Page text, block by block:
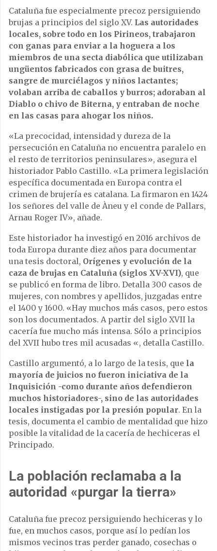
Cataluña fue especialmente precoz persiguiendo
brujas a principios del siglo XV. Las autoridades
locales, sobre todo en los Pirineos, trabajaron
con ganas para enviar a la hoguera a los
miembros de una secta diabólica que utilizaban
ungüentos fabricados con grasa de buitres,
sangre de murciélagos y niños lactantes;
volaban arriba de caballos y burros; adoraban al
Diablo o chivo de Biterna, y entraban de noche
en las casas para ahogar los niños.
«La precocidad, intensidad y dureza de la
persecución en Cataluña no encuentra paralelo en
el resto de territorios peninsulares», asegura el
historiador Pablo Castillo. «La primera legislación
específica documentada en Europa contra el
crimen de brujería es catalana. La firmaron en 1424
los señores del valle de Àneu y el conde de Pallars,
Arnau Roger IV», añade.
Este historiador ha investigó en 2016 archivos de
toda Europa durante diez años para documentar
una tesis doctoral, Orígenes y evolución de la
caza de brujas en Cataluña (siglos XV-XVI), que
se publicó en forma de libro. Detalla 300 casos de
mujeres, con nombres y apellidos, juzgadas entre
el 1400 y 1600. «Hay muchos más casos, pero estos
son los documentados. A partir del siglo XVII la
cacería fue mucho más intensa. Sólo a principios
del XVII hubo tres mil acusadas «, detalla Castillo.
Castillo argumentó, a lo largo de la tesis, que la
mayoría de juicios no fueron iniciativa de la
Inquisición -como durante años defendieron
muchos historiadores-, sino de las autoridades
locales instigadas por la presión popular. En la
tesis, documenta el cambio de mentalidad que hizo
posible la vitalidad de la cacería de hechiceras el
Principado.
La población reclamaba a la
autoridad «purgar la tierra»
Cataluña fue precoz persiguiendo hechiceras y lo
fue, en muchos casos, porque así lo pedían los
mismos vecinos tras perder ganado, cosechas o